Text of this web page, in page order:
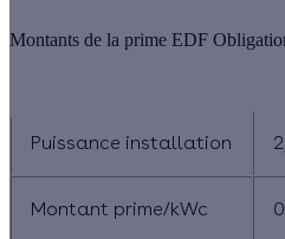
Montants de la prime EDF
Puissance installation
Montant prime/kWc